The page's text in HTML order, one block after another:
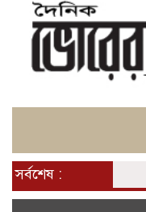
সর্বশেষ :